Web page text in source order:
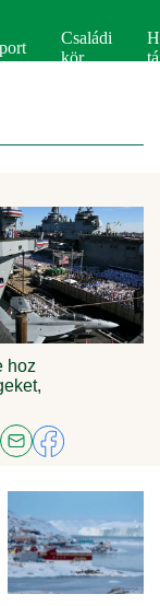
Családi
kör
hoz